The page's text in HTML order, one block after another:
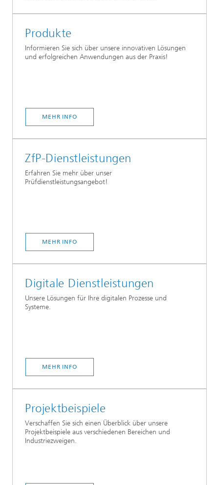
Produkte
Informieren Sie sich über unsere innovativen Lösungen
und erfolgreichen Anwendungen aus der Praxis!
MEHR INFO
ZfP-Dienstleistungen
Erfahren Sie mehr über unser
Prüfdienstleistungsangebot!
MEHR INFO
Digitale Dienstleistungen
Unsere Lösungen für Ihre digitalen Prozesse und
Systeme.
MEHR INFO
Projektbeispiele
Verschaffen Sie sich einen Überblick über unsere
Projektbeispiele aus verschiedenen Bereichen und
Industriezweigen.